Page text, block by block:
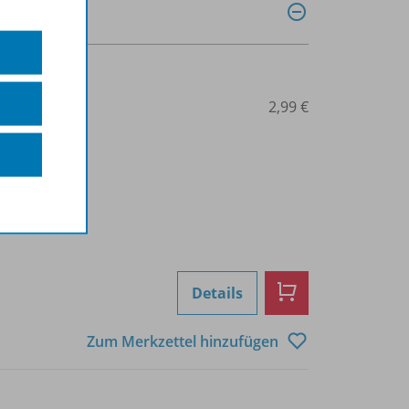
2,99 €
Details
Zum Merkzettel hinzufügen